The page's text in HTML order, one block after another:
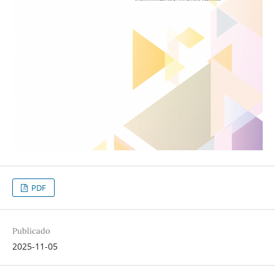
PDF
Publicado
2025-11-05